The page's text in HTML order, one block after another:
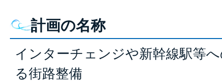
計画の名称
インターチェンジや新幹線駅等
る街路整備